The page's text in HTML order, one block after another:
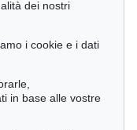
dei nostri
i cookie e i dati
in base alle vostre